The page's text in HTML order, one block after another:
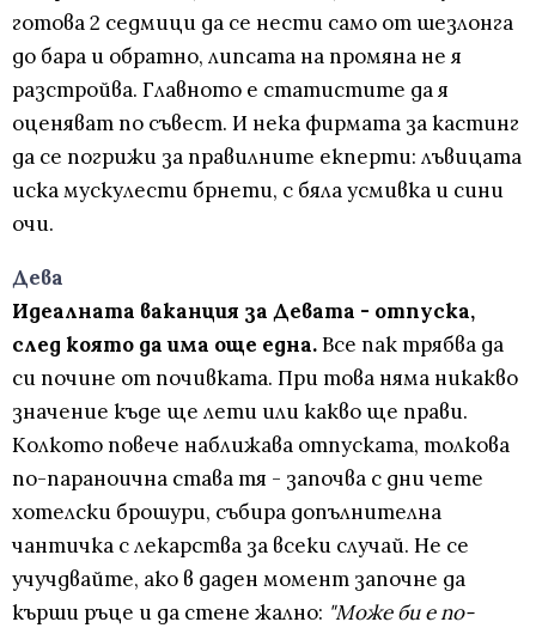
готова 2 седмици да се нести само от шезлонга
до бара и обратно, липсата на промяна не я
разстройва. Главното е статистите да я
оценяват по съвест. И нека фирмата за кастинг
да се погрижи за правилните екперти: лъвицата
иска мускулести брнети, с бяла усмивка и сини
очи.
Дева
Идеалната ваканция за Девата - отпуска,
след която да има още една.Все пак трябва да
си почине от почивката. При това няма никакво
значение къде ще лети или какво ще прави.
Колкото повече наближава отпуската, толкова
по-параноична става тя - започва с дни чете
хотелски брошури, събира допълнителна
чантичка с лекарства за всеки случай. Не се
учучдвайте, ако в даден момент започне да
кърши ръце и да стене жално: "Може би е по-